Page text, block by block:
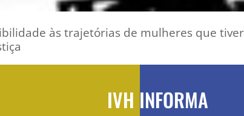
às trajetórias de mulheres que
IVH INFORMA